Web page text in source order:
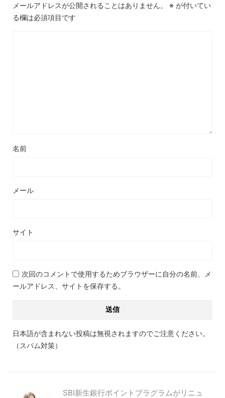
メールアドレスが公開されることはありません。 ※ が付いてい
る欄は必須項目です
名前
メール
サイト
次回のコメントで使用するためブラウザーに自分の名前、メ
ールアドレス、サイトを保存する。
日本語が含まれない投稿は無視されますのでご注意ください。
（スパム対策）
SBI新生銀行ポイントプラグラムがリニュ